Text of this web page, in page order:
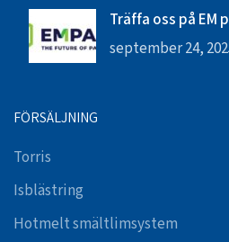
Träffa oss på EM
september 24,
FÖRSÄLJNING
Torris
Isblästring
Hotmelt smältlimsystem